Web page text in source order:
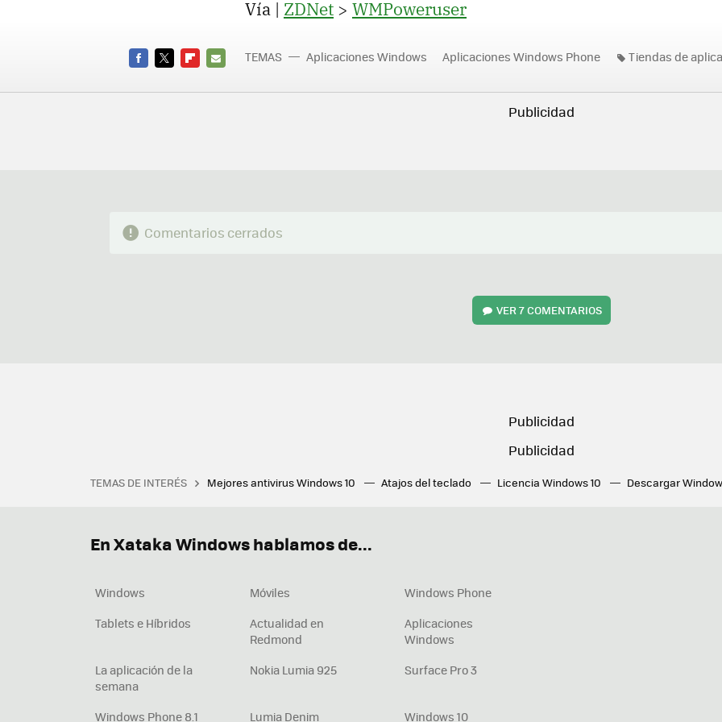
Vía | ZDNet > WMPoweruser
MAIL
TEMAS Aplicaciones Windows Aplicaciones Windows Phone Tiendas de
Comentarios cerrados
VER7 COMENTARIOS
TEMAS DE INTERÉS Mejores antivirus Windows 10 Atajos del teclado Licencia Windows 10 Descargar
En Xataka Windows hablamos de...
Windows Móviles
Windows Phone
Tablets e Híbridos
Actualidad en
Redmond
Aplicaciones
Windows
La aplicación de la
semana
Nokia Lumia 925 Surface Pro 3
Windows Phone 8.1 Lumia Denim Windows 10